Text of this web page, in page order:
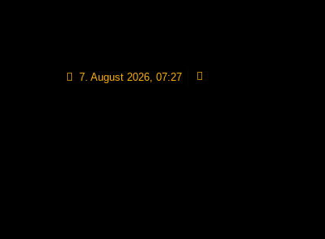
7. August 2026, 07:27